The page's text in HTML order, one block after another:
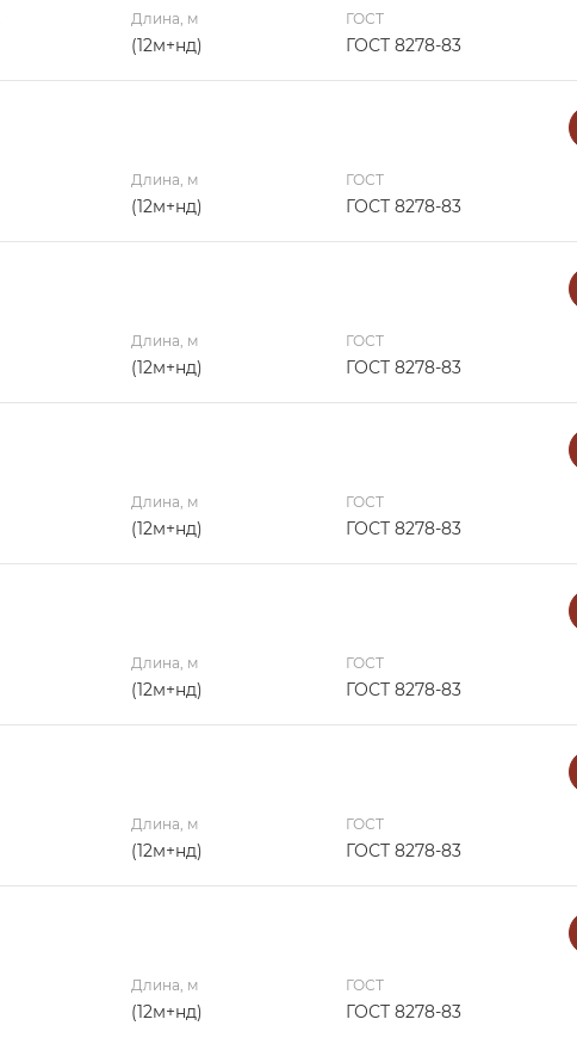
Длина, м
(12м+нд)
ГОСТ
ГОСТ 8278-83
Длина, м
(12м+нд)
ГОСТ
ГОСТ 8278-83
Длина, м
(12м+нд)
ГОСТ
ГОСТ 8278-83
Длина, м
(12м+нд)
ГОСТ
ГОСТ 8278-83
Длина, м
(12м+нд)
ГОСТ
ГОСТ 8278-83
Длина, м
(12м+нд)
ГОСТ
ГОСТ 8278-83
Длина, м
(12м+нд)
ГОСТ
ГОСТ 8278-83